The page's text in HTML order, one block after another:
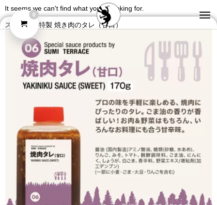
It seems we can't find what you're looking for.
スミテラス特製 焼き肉のタレ（甘口）
0